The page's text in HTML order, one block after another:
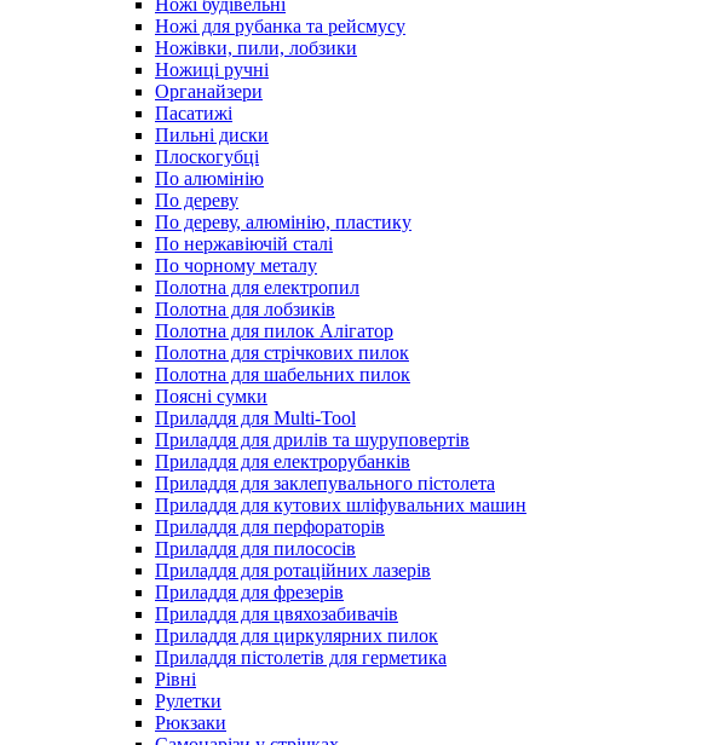
Ножі будівельні
Ножі для рубанка та рейсмусу
Ножівки, пили, лобзики
Ножиці ручні
Органайзери
Пасатижі
Пильні диски
Плоскогубці
По алюмінію
По дереву
По дереву, алюмінію, пластику
По нержавіючій сталі
По чорному металу
Полотна для електропил
Полотна для лобзиків
Полотна для пилок Алігатор
Полотна для стрічкових пилок
Полотна для шабельних пилок
Поясні сумки
Приладдя для Multi-Tool
Приладдя для дрилів та шуруповертів
Приладдя для електрорубанків
Приладдя для заклепувального пістолета
Приладдя для кутових шліфувальних машин
Приладдя для перфораторів
Приладдя для пилососів
Приладдя для ротаційних лазерів
Приладдя для фрезерів
Приладдя для цвяхозабивачів
Приладдя для циркулярних пилок
Приладдя пістолетів для герметика
Рівні
Рулетки
Рюкзаки